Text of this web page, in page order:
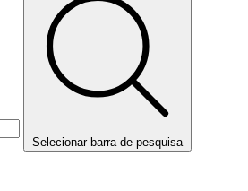
Selecionar barra de pesquisa